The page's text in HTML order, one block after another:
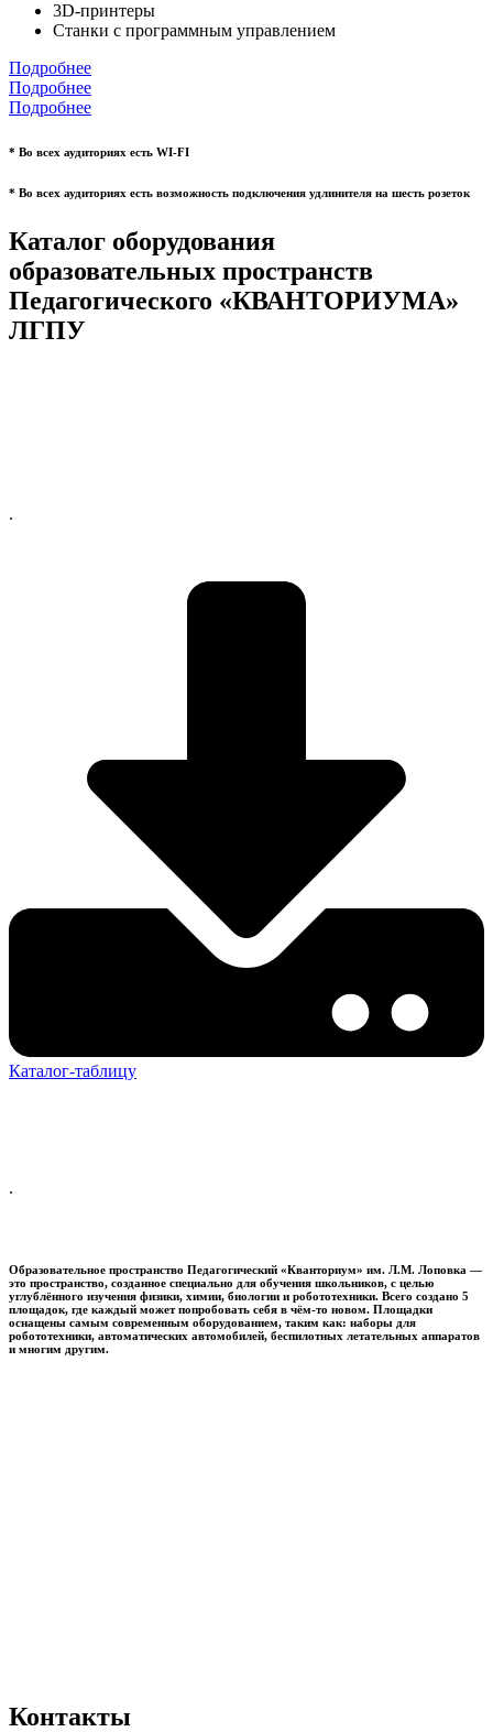
3D-принтеры
Станки с программным управлением
Подробнее
Подробнее
Подробнее
* Во всех аудиториях есть WI-FI
* Во всех аудиториях есть возможность подключения удлинителя на шесть розеток
Каталог оборудования
образовательных пространств
Педагогического «КВАНТОРИУМА»
ЛГПУ
.
Каталог-таблицу
.
Образовательное пространство Педагогический «Кванториум» им. Л.М. Лоповка —
это пространство, созданное специально для обучения школьников, с целью
углублённого изучения физики, химии, биологии и робототехники. Всего создано 5
площадок, где каждый может попробовать себя в чём-то новом. Площадки
оснащены самым современным оборудованием, таким как: наборы для
робототехники, автоматических автомобилей, беспилотных летательных аппаратов
и многим другим.
Контакты